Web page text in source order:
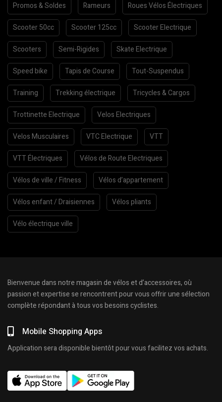
Promos & Soldes Rameurs Roues Vélos Électriques
Scooter 50cc Scooter 125cc Scooter Electrique
Scooters Semi-Rigides Skate Electrique
Speed bike Tapis de Course Tout-Suspendus
Training Trekking électrique Tricycles & Cargos
Trottinette Electrique Velos Electriques
Velos Musculaires VTC Electrique VTT
VTT Électriques Vélos de Route Electriques
Vélos de ville / Fitness Vélos d’appartement
Vélos enfant / Draisiennes Vélos pliants
Vélo électrique ville
Bienvenue dans notre magasin de vélos et d’accessoires, où
passion et expertise se rencontrent pour vous offrir une sélection
complète répondant à tous vos besoins cyclistes.
Mobile Shopping Apps
Application sera disponible bientôt pour vous facilitez vos achats.